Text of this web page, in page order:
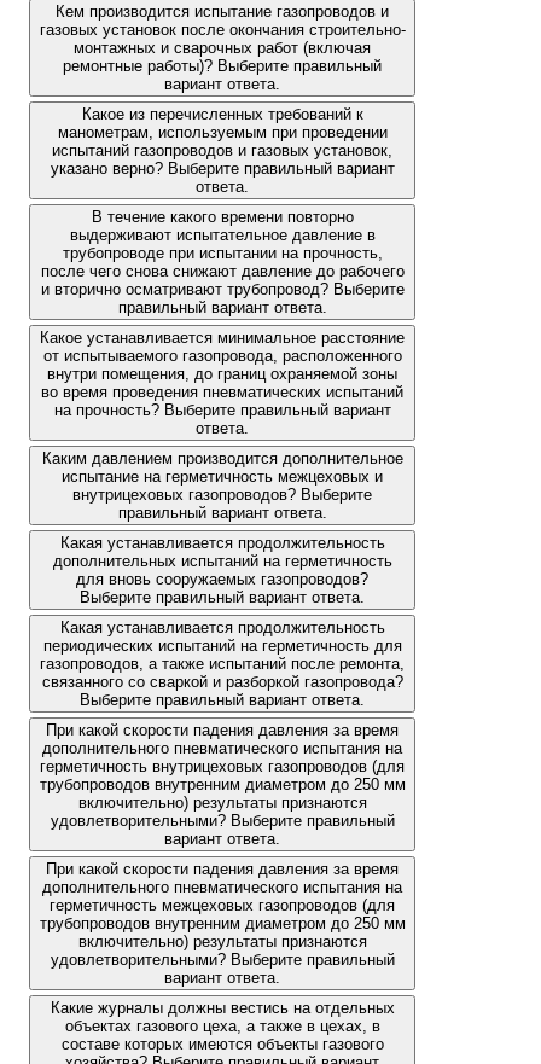
Кем производится испытание газопроводов и
газовых установок после окончания строительно-
монтажных и сварочных работ (включая
ремонтные работы)? Выберите правильный
вариант ответа.
Какое из перечисленных требований к
манометрам, используемым при проведении
испытаний газопроводов и газовых установок,
указано верно? Выберите правильный вариант
ответа.
В течение какого времени повторно
выдерживают испытательное давление в
трубопроводе при испытании на прочность,
после чего снова снижают давление до рабочего
и вторично осматривают трубопровод? Выберите
правильный вариант ответа.
Какое устанавливается минимальное расстояние
от испытываемого газопровода, расположенного
внутри помещения, до границ охраняемой зоны
во время проведения пневматических испытаний
на прочность? Выберите правильный вариант
ответа.
Каким давлением производится дополнительное
испытание на герметичность межцеховых и
внутрицеховых газопроводов? Выберите
правильный вариант ответа.
Какая устанавливается продолжительность
дополнительных испытаний на герметичность
для вновь сооружаемых газопроводов?
Выберите правильный вариант ответа.
Какая устанавливается продолжительность
периодических испытаний на герметичность для
газопроводов, а также испытаний после ремонта,
связанного со сваркой и разборкой газопровода?
Выберите правильный вариант ответа.
При какой скорости падения давления за время
дополнительного пневматического испытания на
герметичность внутрицеховых газопроводов (для
трубопроводов внутренним диаметром до 250 мм
включительно) результаты признаются
удовлетворительными? Выберите правильный
вариант ответа.
При какой скорости падения давления за время
дополнительного пневматического испытания на
герметичность межцеховых газопроводов (для
трубопроводов внутренним диаметром до 250 мм
включительно) результаты признаются
удовлетворительными? Выберите правильный
вариант ответа.
Какие журналы должны вестись на отдельных
объектах газового цеха, а также в цехах, в
составе которых имеются объекты газового